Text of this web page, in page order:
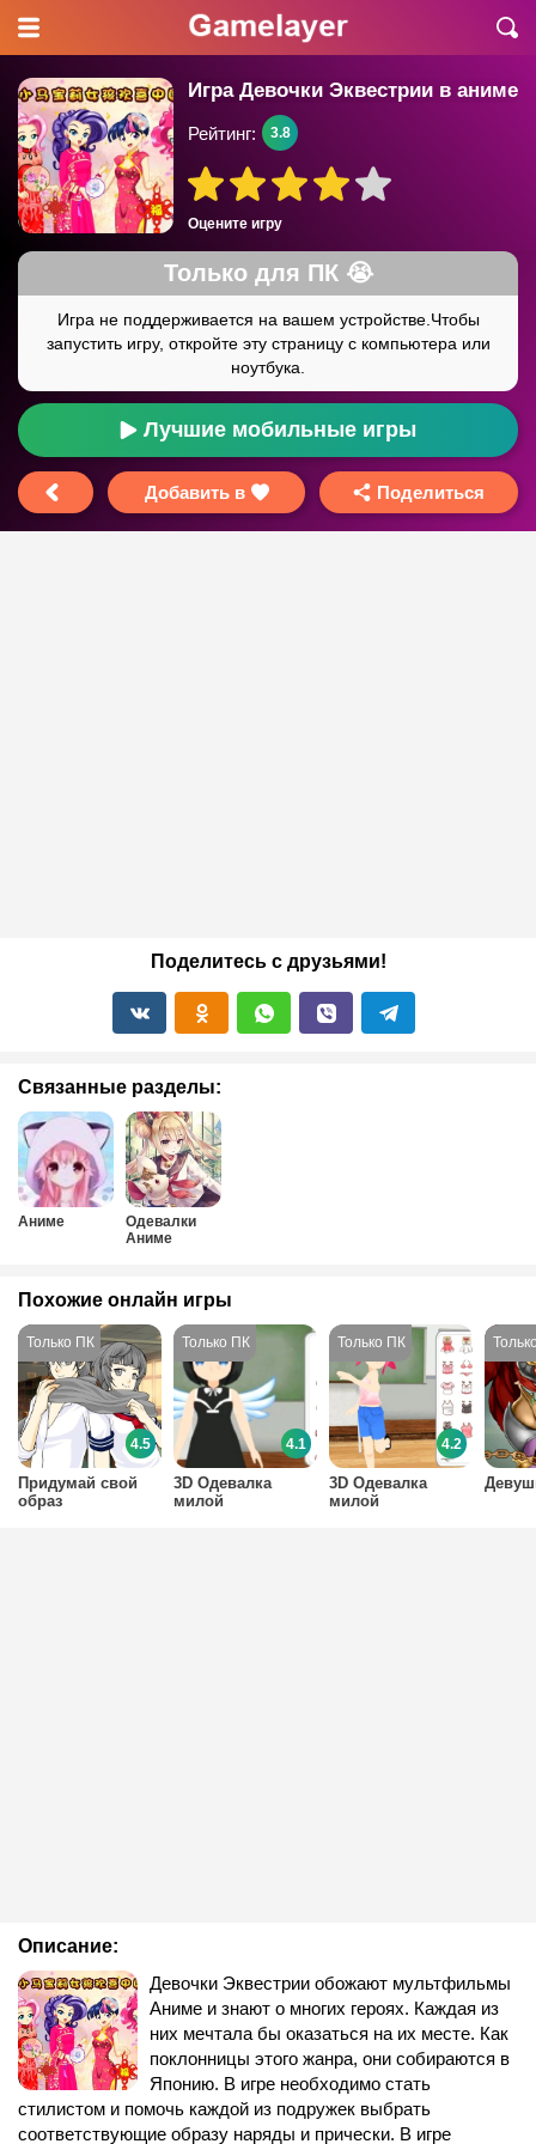
Игра Девочки Эквестрии в аниме
Оцените игру
Рейтинг: 3.8
Лучшие мобильные игры
Добавить в Поделиться
Поделитесь с друзьями!
Связанные разделы:
Аниме
Одевалки
Аниме
Описание:
Девочки Эквестрии обожают мультфильмы
Аниме и знают о многих героях. Каждая из
них мечтала бы оказаться на их месте. Как
поклонницы этого жанра, они собираются в
Японию. В игре необходимо стать
стилистом и помочь каждой из подружек выбрать
соответствующие образу наряды и прически. В игре
Похожие онлайн игры
Придумай свой
образ
4.5
3D Одевалка
милой
4.1
3D Одевалка
милой
4.2